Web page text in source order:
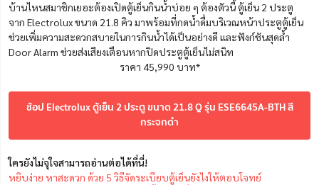
บ้านไหนสมาชิกเยอะต้องเปิดตู้เย็นกินน้ำบ่อย ๆ ต้องตัวนี้ ตู้เย็น 2 ประตู
จาก Electrolux ขนาด 21.8 คิว มาพร้อมที่กดน้ำดื่มบริเวณหน้าประตูตู้เย็น
ช่วยเพิ่มความสะดวกสบายในการกินน้ำได้เป็นอย่างดี และฟังก์ชันสุดล้ำ
Door Alarm ช่วยส่งเสียงเตือนหากปิดประตูตู้เย็นไม่สนิท
ราคา 45,990 บาท*
ช้อป Electrolux ตู้เย็น 2 ประตู ขนาด 21.8 Q รุ่น ESE6645A-BTH สี
กระจกดำ
ใครยังไม่จุใจสามารถอ่านต่อได้ที่นี่!
หยิบง่าย หาสะดวก ด้วย 5 วิธีจัดระเบียบตู้เย็นยังไงให้ตอบโจทย์